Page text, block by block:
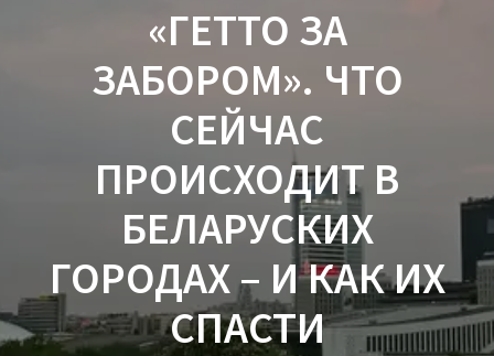
«ГЕТТО ЗА
ЗАБОРОМ». ЧТО
СЕЙЧАС
ПРОИСХОДИТ В
БЕЛАРУСКИХ
ГОРОДАХ – И КАК ИХ
СПАСТИ